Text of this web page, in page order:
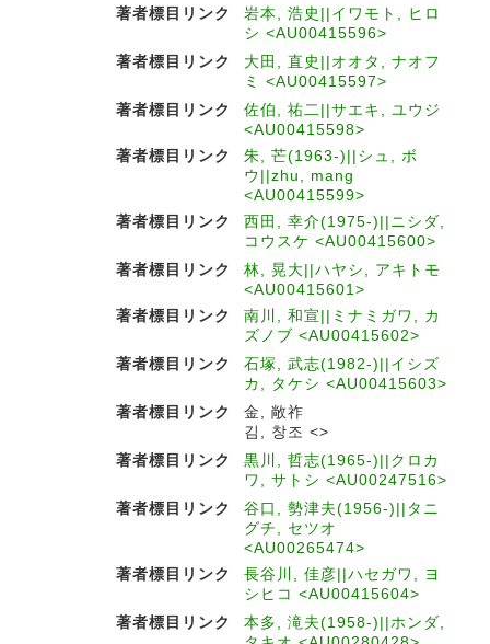
著者標目リンク
岩本, 浩史||イワモト, ヒロ
シ <AU00415596>
著者標目リンク
大田, 直史||オオタ, ナオフ
ミ <AU00415597>
著者標目リンク
佐伯, 祐二||サエキ, ユウジ
<AU00415598>
著者標目リンク
朱, 芒(1963-)||シュ, ボ
ウ||zhu, mang
<AU00415599>
著者標目リンク
西田, 幸介(1975-)||ニシダ,
コウスケ <AU00415600>
著者標目リンク
林, 晃大||ハヤシ, アキトモ
<AU00415601>
著者標目リンク
南川, 和宣||ミナミガワ, カ
ズノブ <AU00415602>
著者標目リンク
石塚, 武志(1982-)||イシズ
カ, タケシ <AU00415603>
著者標目リンク
金, 敞祚
김, 창조 <>
著者標目リンク
黒川, 哲志(1965-)||クロカ
ワ, サトシ <AU00247516>
著者標目リンク
谷口, 勢津夫(1956-)||タニ
グチ, セツオ
<AU00265474>
著者標目リンク
長谷川, 佳彦||ハセガワ, ヨ
シヒコ <AU00415604>
著者標目リンク
本多, 滝夫(1958-)||ホンダ,